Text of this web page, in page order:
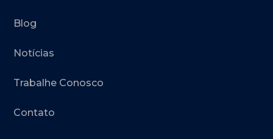
Blog
Notícias
Trabalhe Conosco
Contato